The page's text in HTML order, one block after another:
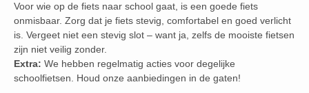
Voor wie op de fiets naar school gaat, is een goede fiets
onmisbaar. Zorg dat je fiets stevig, comfortabel en goed verlicht
is. Vergeet niet een stevig slot – want ja, zelfs de mooiste fietsen
zijn niet veilig zonder.
Extra: We hebben regelmatig acties voor degelijke
schoolfietsen. Houd onze aanbiedingen in de gaten!